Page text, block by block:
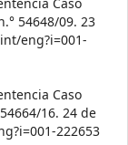
54648/09. 23
eng?i=001-
Caso
16. 24 de
222653